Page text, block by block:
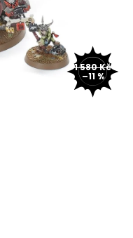
1 580 Kč
–11 %